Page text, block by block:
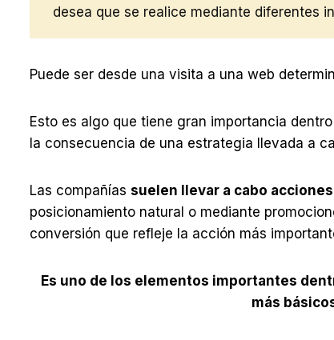
desea que se realice mediante diferentes
Puede ser desde una visita a una web
Esto es algo que tiene gran importancia
la consecuencia de una estrategia llevada a
Las compañías suelen llevar a cabo
posicionamiento natural o mediante
conversión que refleje la acción más
Es uno de los elementos importantes
más